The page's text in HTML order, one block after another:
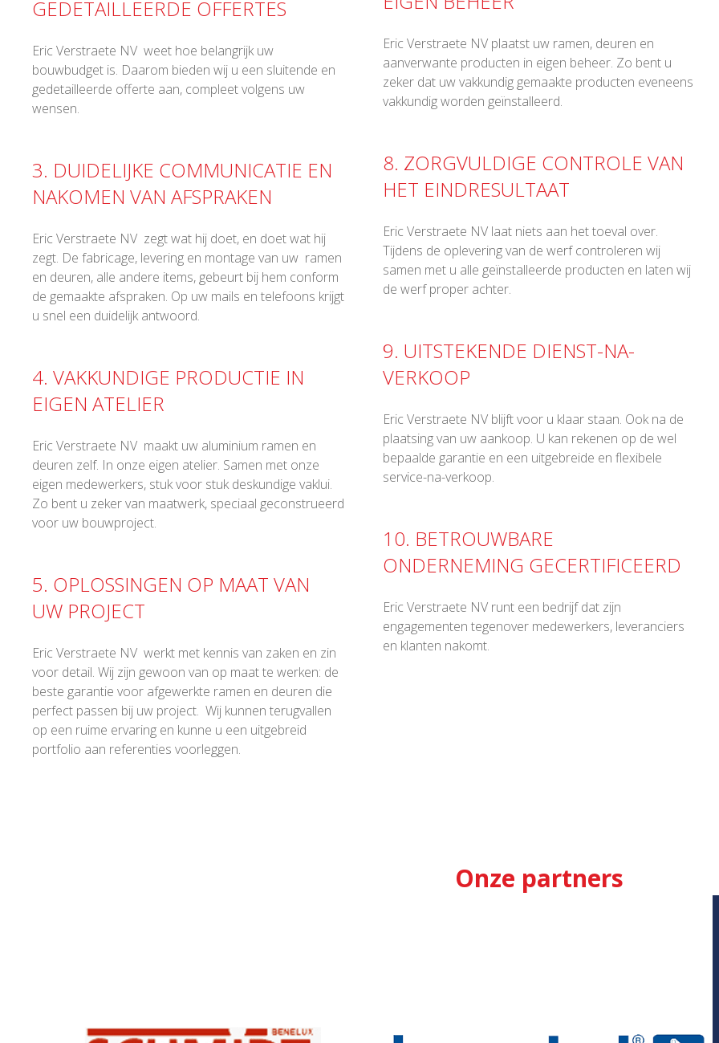
GEDETAILLEERDE OFFERTES
Eric Verstraete NV weet hoe belangrijk uw
bouwbudget is. Daarom bieden wij u een sluitende en
gedetailleerde offerte aan, compleet volgens uw
wensen.
3. DUIDELIJKE COMMUNICATIE EN
NAKOMEN VAN AFSPRAKEN
Eric Verstraete NV zegt wat hij doet, en doet wat hij
zegt. De fabricage, levering en montage van uw ramen
en deuren, alle andere items, gebeurt bij hem conform
de gemaakte afspraken. Op uw mails en telefoons krijgt
u snel een duidelijk antwoord.
4. VAKKUNDIGE PRODUCTIE IN
EIGEN ATELIER
Eric Verstraete NV maakt uw aluminium ramen en
deuren zelf. In onze eigen atelier. Samen met onze
eigen medewerkers, stuk voor stuk deskundige vaklui.
Zo bent u zeker van maatwerk, speciaal geconstrueerd
voor uw bouwproject.
5. OPLOSSINGEN OP MAAT VAN
UW PROJECT
Eric Verstraete NV werkt met kennis van zaken en zin
voor detail. Wij zijn gewoon van op maat te werken: de
beste garantie voor afgewerkte ramen en deuren die
perfect passen bij uw project. Wij kunnen terugvallen
op een ruime ervaring en kunne u een uitgebreid
portfolio aan referenties voorleggen.
Eric Verstraete NV plaatst uw ramen, deuren en
aanverwante producten in eigen beheer. Zo bent u
zeker dat uw vakkundig gemaakte producten eveneens
vakkundig worden geïnstalleerd.
8. ZORGVULDIGE CONTROLE VAN
HET EINDRESULTAAT
Eric Verstraete NV laat niets aan het toeval over.
Tijdens de oplevering van de werf controleren wij
samen met u alle geïnstalleerde producten en laten wij
de werf proper achter.
9. UITSTEKENDE DIENST-NA-
VERKOOP
Eric Verstraete NV blijft voor u klaar staan. Ook na de
plaatsing van uw aankoop. U kan rekenen op de wel
bepaalde garantie en een uitgebreide en flexibele
service-na-verkoop.
10. BETROUWBARE
ONDERNEMING GECERTIFICEERD
Eric Verstraete NV runt een bedrijf dat zijn
engagementen tegenover medewerkers, leveranciers
en klanten nakomt.
Onze partners